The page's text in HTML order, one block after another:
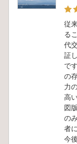
従
る
代
証
で
の
力
高
図
の
者
今